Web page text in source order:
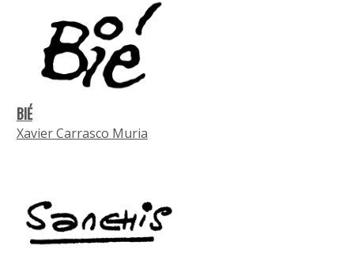
BIÉ
Xavier Carrasco Muria